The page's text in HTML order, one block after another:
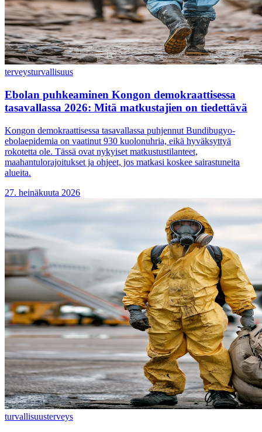
terveysturvallisuus
Ebolan puhkeaminen Kongon demokraattisessa
tasavallassa 2026: Mitä matkustajien on tiedettävä
Kongon demokraattisessa tasavallassa puhjennut Bundibugyo-
ebolaepidemia on vaatinut 930 kuolonuhria, eikä hyväksyttyä
rokotetta ole. Tässä ovat nykyiset matkustustilanteet,
maahantulorajoitukset ja ohjeet, jos matkasi koskee sairastuneita
alueita.
27. heinäkuuta 2026
turvallisuusterveys